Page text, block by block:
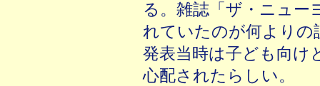
る。雑誌「ザ・ニュー
れていたのが何よりの
発表当時は子ども向け
心配されたらしい。